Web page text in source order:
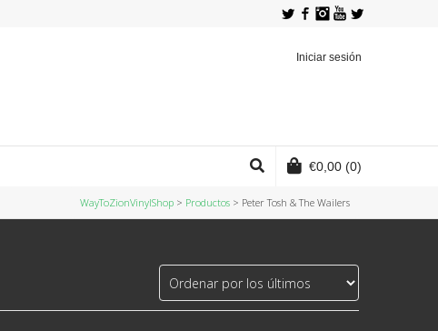
YouTube
Instagram
Facebook
Twitter
Iniciar sesión
€0,00 (0)
WayToZionVinylShop > Productos > Peter Tosh & The Wailers